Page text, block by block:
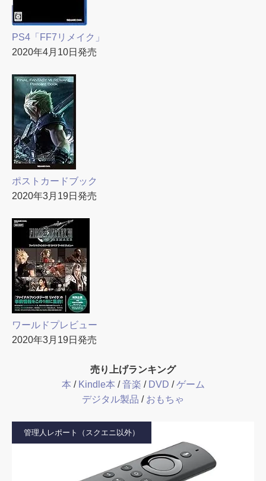
PS4「FF7リメイク」
2020年4月10日発売
ポストカードブック
2020年3月19日発売
ワールドプレビュー
2020年3月19日発売
売り上げランキング
本 / Kindle本 /音楽 / DVD /ゲーム
デジタル製品 / おもちゃ
管理人レポート（スクエニ以外）